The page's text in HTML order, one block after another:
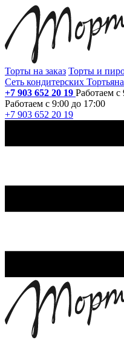
Торты на заказ Торты и
Сеть кондитерских Тортьяна
+7 903 652 20 19 Работаем с
Работаем с 9:00 до 17:00
+7 903 652 20 19